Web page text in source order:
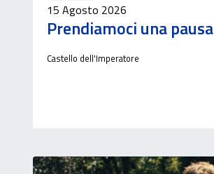
15 Agosto 2026
Prendiamoci una pausa
Castello dell'Imperatore